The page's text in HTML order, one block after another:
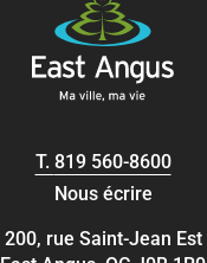
T. 819 560-8600
Nous écrire
200, rue Saint-Jean Est